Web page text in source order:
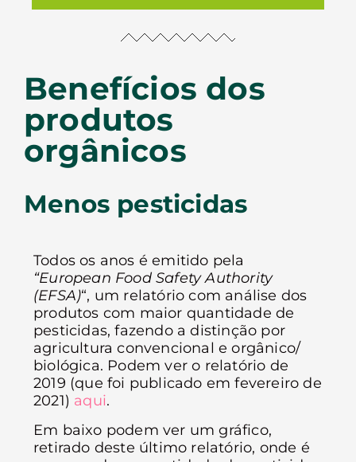
Benefícios dos
produtos
orgânicos
Menos pesticidas
Todos os anos é emitido pela
“European Food Safety Authority
(EFSA)“, um relatório com análise dos
produtos com maior quantidade de
pesticidas, fazendo a distinção por
agricultura convencional e orgânico/
biológica. Podem ver o relatório de
2019 (que foi publicado em fevereiro de
2021) aqui.
Em baixo podem ver um gráfico,
retirado deste último relatório, onde é